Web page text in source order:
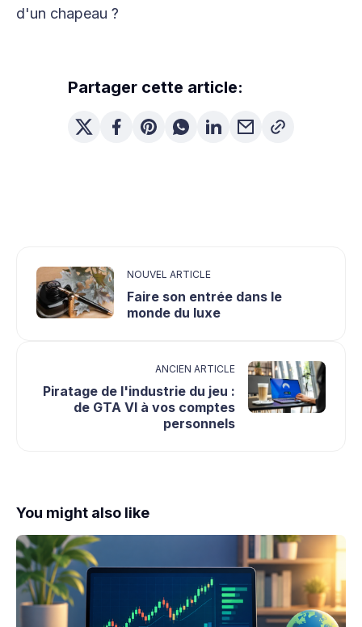
d'un chapeau ?
Partager cette article:
NOUVEL ARTICLE
Faire son entrée dans le
monde du luxe
ANCIEN ARTICLE
Piratage de l'industrie du jeu :
de GTA VI à vos comptes
personnels
You might also like